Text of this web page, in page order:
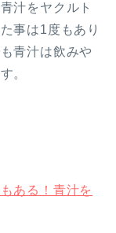
汁をヤクルト
事は1度もあり
青汁は飲みや
。
ある！青汁を